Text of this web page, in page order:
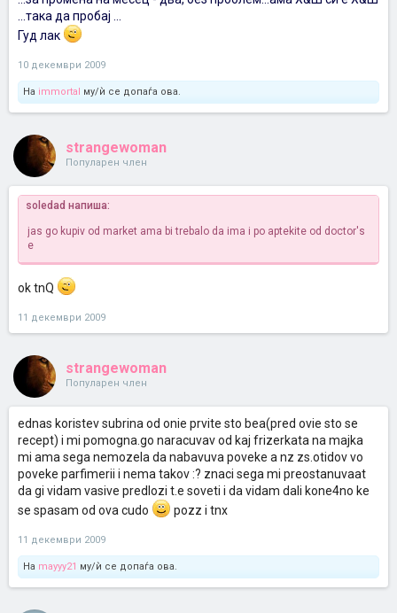
...така да пробај ...
Гуд лак
10 декември 2009
На immortal му/ѝ се допаѓа ова.
strangewoman
Популарен член
soledad напиша:
jas go kupiv od market ama bi trebalo da ima i po aptekite od doctor's
e
ok tnQ
11 декември 2009
strangewoman
Популарен член
ednas koristev subrina od onie prvite sto bea(pred ovie sto se
recept) i mi pomogna.go naracuvav od kaj frizerkata na majka
mi ama sega nemozela da nabavuva poveke a nz zs.otidov vo
poveke parfimerii i nema takov :? znaci sega mi preostanuvaat
da gi vidam vasive predlozi t.e soveti i da vidam dali kone4no ke
se spasam od ova cudo
pozz i tnx
11 декември 2009
На mayyy21 му/ѝ се допаѓа ова.